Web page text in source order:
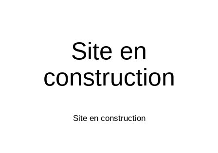
Site en
construction
Site en construction